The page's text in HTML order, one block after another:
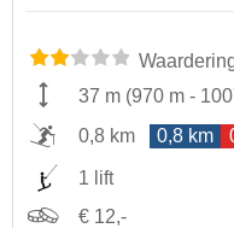
37 m (970 m -
0,8 km
0,8 km
1 lift
€ 12,-